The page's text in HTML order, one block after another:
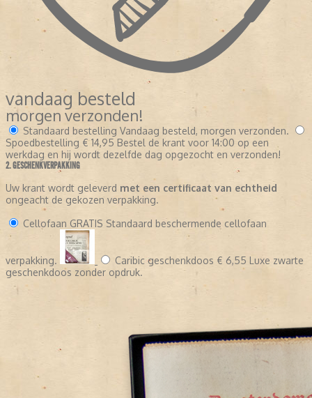
vandaag besteld
morgen verzonden!
Standaard bestelling Vandaag besteld, morgen verzonden.
Spoedbestelling € 14,95 Bestel de krant voor 14:00 op een
werkdag en hij wordt dezelfde dag opgezocht en verzonden!
2. GESCHENKVERPAKKING
Uw krant wordt geleverd met een certificaat van echtheid
ongeacht de gekozen verpakking.
Cellofaan GRATIS Standaard beschermende cellofaan
verpakking. Caribic geschenkdoos € 6,55 Luxe zwarte
geschenkdoos zonder opdruk.